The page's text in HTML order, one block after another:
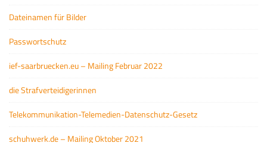
Dateinamen für Bilder
Passwortschutz
ief-saarbruecken.eu – Mailing Februar 2022
die Strafverteidigerinnen
Telekommunikation-Telemedien-Datenschutz-Gesetz
schuhwerk.de – Mailing Oktober 2021